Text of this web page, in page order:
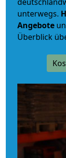
unterwegs.
Angebote
Überblick